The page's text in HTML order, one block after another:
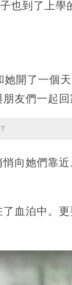
也到了上學
開了一個
友們一起回
向她們靠
血泊中。